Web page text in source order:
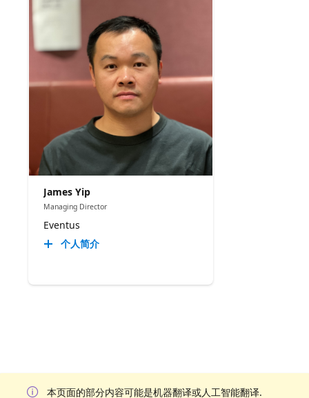
James Yip
Managing Director
Eventus
个人简介
本页面的部分内容可能是机器翻译或人工智能翻译.